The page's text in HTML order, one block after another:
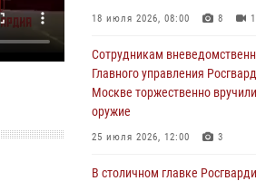
торгового центра (видео)
На востоке Москвы
задержали мужчину,
федеральном розыске (видео)
03 августа 2026, 12:00
Московские росгвардейцы
18 июля 2026, 08:00 8 1
Сотрудникам
Главного управления
Москве торжественно
оружие
25 июля 2026, 12:00 3
В столичном главке